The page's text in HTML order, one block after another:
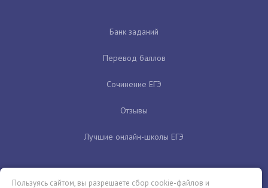
Банк заданий
Перевод баллов
Сочинение ЕГЭ
Отзывы
Лучшие онлайн-школы ЕГЭ
Пользуясь сайтом, вы разрешаете сбор cookie-файлов и